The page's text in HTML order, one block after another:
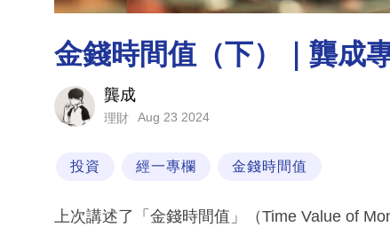
金錢時間值（下）｜龔成
龔成
理財 Aug 23 2024
投資 經一專欄 金錢時間值
上次講述了「金錢時間值」（Time Value of